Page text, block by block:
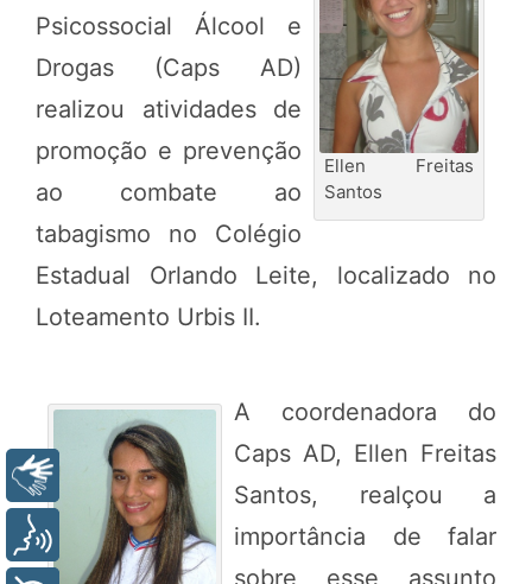
Ellen Freitas
Santos
Psicossocial Álcool e
Drogas (Caps AD)
realizou atividades de
promoção e prevenção
ao combate ao
tabagismo no Colégio
Estadual Orlando Leite, localizado no
Loteamento Urbis II.
A coordenadora do
Caps AD, Ellen Freitas
Santos, realçou a
importância de falar
sobre esse assunto
Libras
Voz